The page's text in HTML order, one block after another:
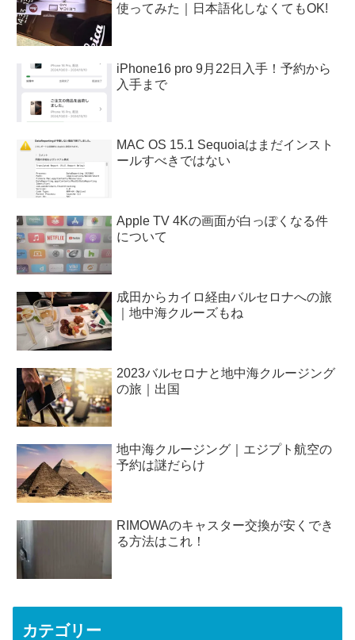
使ってみた｜日本語化しなくてもOK!
iPhone16 pro 9月22日入手！予約から
入手まで
MAC OS 15.1 Sequoiaはまだインスト
ールすべきではない
Apple TV 4Kの画面が白っぽくなる件
について
成田からカイロ経由バルセロナへの旅
｜地中海クルーズもね
2023バルセロナと地中海クルージング
の旅｜出国
地中海クルージング｜エジプト航空の
予約は謎だらけ
RIMOWAのキャスター交換が安くでき
る方法はこれ！
カテゴリー